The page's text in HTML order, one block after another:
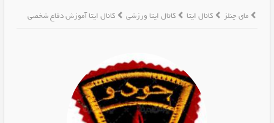
مای چنلز کانال ایتا کانال ایتا ورزشی کانال ایتا آموزش دفاع شخصی